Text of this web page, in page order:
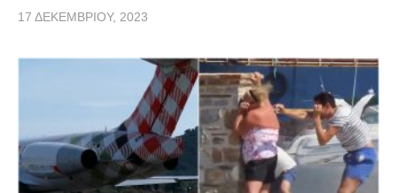
17 ΔΕΚΕΜΒΡΊΟΥ, 2023